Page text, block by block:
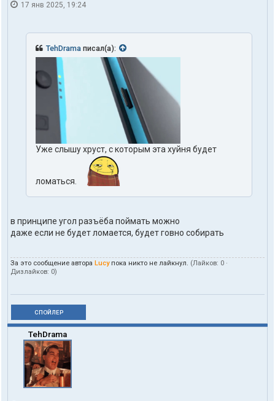
17 янв 2025, 19:24
TehDrama писал(а):
Уже слышу хруст, с которым эта хуйня будет
ломаться.
в принципе угол разъёба поймать можно
даже если не будет ломается, будет говно собирать
За это сообщение автора Lucyпока никто не лайкнул. (Лайков: 0 ·
Дизлайков: 0)
СПОЙЛЕР
TehDrama